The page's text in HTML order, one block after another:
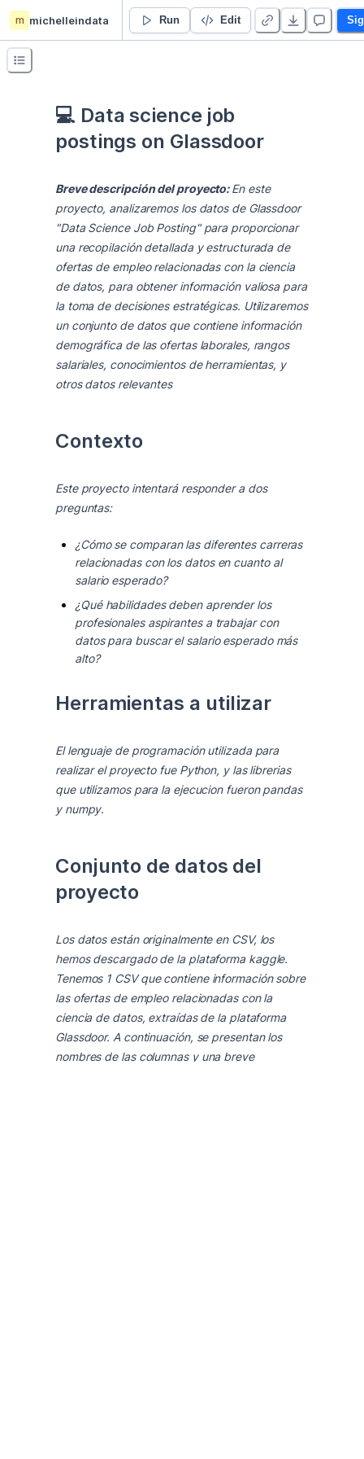
m michelleindata 💻 Data science job postings on Glassdoor Run Edit
💻 Data science job
postings on Glassdoor
Breve descripción del proyecto: En este
proyecto, analizaremos los datos de Glassdoor
"Data Science Job Posting" para proporcionar
una recopilación detallada y estructurada de
ofertas de empleo relacionadas con la ciencia
de datos, para obtener información valiosa para
la toma de decisiones estratégicas. Utilizaremos
un conjunto de datos que contiene información
demográfica de las ofertas laborales, rangos
salariales, conocimientos de herramientas, y
otros datos relevantes
Contexto
Este proyecto intentará responder a dos
preguntas:
¿Cómo se comparan las diferentes carreras
relacionadas con los datos en cuanto al
salario esperado?
¿Qué habilidades deben aprender los
profesionales aspirantes a trabajar con
datos para buscar el salario esperado más
alto?
Herramientas a utilizar
El lenguaje de programación utilizada para
realizar el proyecto fue Python, y las librerias
que utilizamos para la ejecucion fueron pandas
y numpy.
Conjunto de datos del
proyecto
Los datos están originalmente en CSV, los
hemos descargado de la plataforma kaggle.
Tenemos 1 CSV que contiene información sobre
las ofertas de empleo relacionadas con la
ciencia de datos, extraídas de la plataforma
Glassdoor. A continuación, se presentan los
nombres de las columnas y una breve